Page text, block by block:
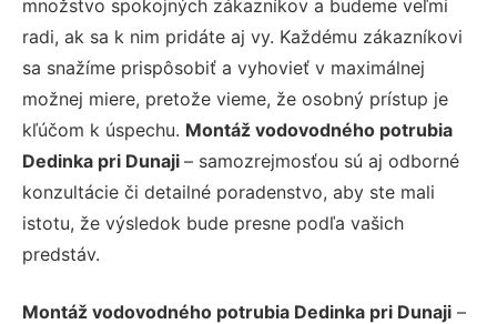
množstvo spokojných zákazníkov a budeme veľmi
radi, ak sa k nim pridáte aj vy. Každému zákazníkovi
sa snažíme prispôsobiť a vyhovieť v maximálnej
možnej miere, pretože vieme, že osobný prístup je
kľúčom k úspechu. Montáž vodovodného potrubia
Dedinka pri Dunaji – samozrejmosťou sú aj odborné
konzultácie či detailné poradenstvo, aby ste mali
istotu, že výsledok bude presne podľa vašich
predstáv.
Montáž vodovodného potrubia Dedinka pri Dunaji –